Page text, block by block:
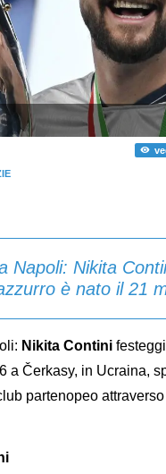
Napoli: Nikita
è nato il 21
Nikita Contini
a Čerkasy, in Ucraina,
partenopeo